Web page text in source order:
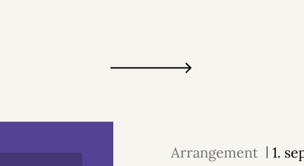
Arrangement 1.